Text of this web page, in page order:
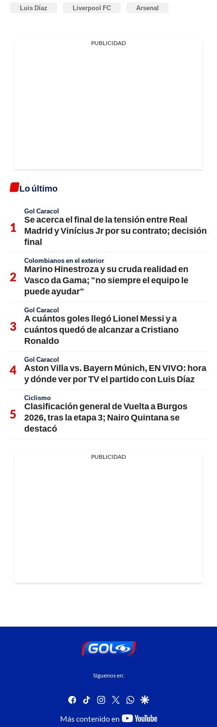
Luis Díaz Liverpool FC Arsenal
PUBLICIDAD
Lo último
Gol Caracol
Se acerca el final de la tensión entre Real
Madrid y Vinícius Jr por su contrato; decisión
final
Colombianos en el exterior
Marino Hinestroza y su cruda realidad en
Vasco da Gama; "no siempre el equipo le
puede ayudar"
Gol Caracol
A cuántos goles llegó Lionel Messi y a
cuántos quedó de alcanzar a Cristiano
Ronaldo
Gol Caracol
Aston Villa vs. Bayern Múnich, EN VIVO: hora
y dónde ver por TV el partido con Luis Díaz
Ciclismo
Clasificación general de Vuelta a Burgos
2026, tras la etapa 3; Nairo Quintana se
destacó
PUBLICIDAD
Síguenos en:
facebook
tiktok instagram
twitterwhatsapp
google
Más contenido en
youtube-